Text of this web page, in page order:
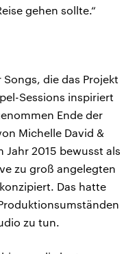
gehen sollte.“
die das Projekt
Sessions inspiriert
Ende der
Michelle David &
Jahr 2015 bewusst als
zu groß angelegten
Das hatte
zu tun.